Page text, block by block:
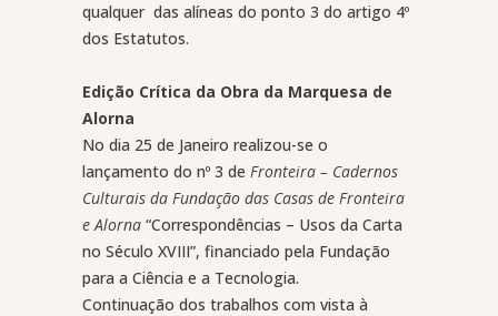
qualquer das alíneas do ponto 3 do artigo 4º
dos Estatutos.
Edição Crítica da Obra da Marquesa de
Alorna
No dia 25 de Janeiro realizou-se o
lançamento do nº 3 de Fronteira – Cadernos
Culturais da Fundação das Casas de Fronteira
e Alorna “Correspondências – Usos da Carta
no Século XVIII”, financiado pela Fundação
para a Ciência e a Tecnologia.
Continuação dos trabalhos com vista à